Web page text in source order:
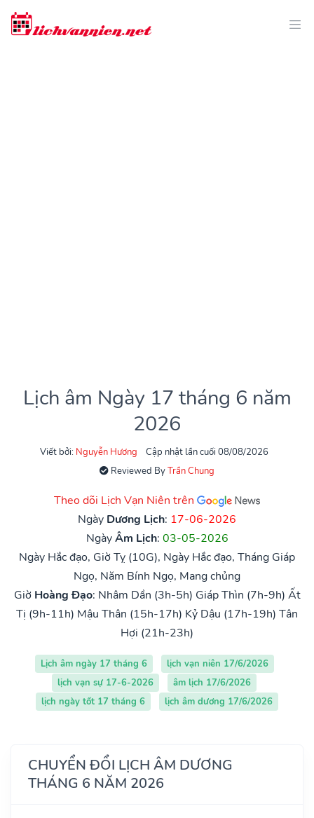
Lịch âm Ngày 17 tháng 6 năm
2026
Viết bởi: Nguyễn Hương
Cập nhật lần cuối 08/08/2026
Reviewed ByTrần Chung
Theo dõi Lịch Vạn Niên trên
Ngày Dương Lịch: 17-06-2026
NgàyÂm Lịch: 03-05-2026
Ngày Hắc đạo, Giờ Tỵ (10G), Ngày Hắc đạo, Tháng Giáp
Ngọ, Năm Bính Ngọ, Mang chủng
Giờ Hoàng Đạo: Nhâm Dần (3h-5h) Giáp Thìn (7h-9h) Ất
Tị (9h-11h) Mậu Thân (15h-17h) Kỷ Dậu (17h-19h) Tân
Hợi (21h-23h)
Lịch âm ngày 17 tháng 6
lịch vạn niên 17/6/2026
lịch vạn sự 17-6-2026
âm lịch 17/6/2026
lịch ngày tốt 17 tháng 6
lịch âm dương 17/6/2026
CHUYỂN ĐỔI LỊCH ÂM DƯƠNG
THÁNG 6 NĂM 2026